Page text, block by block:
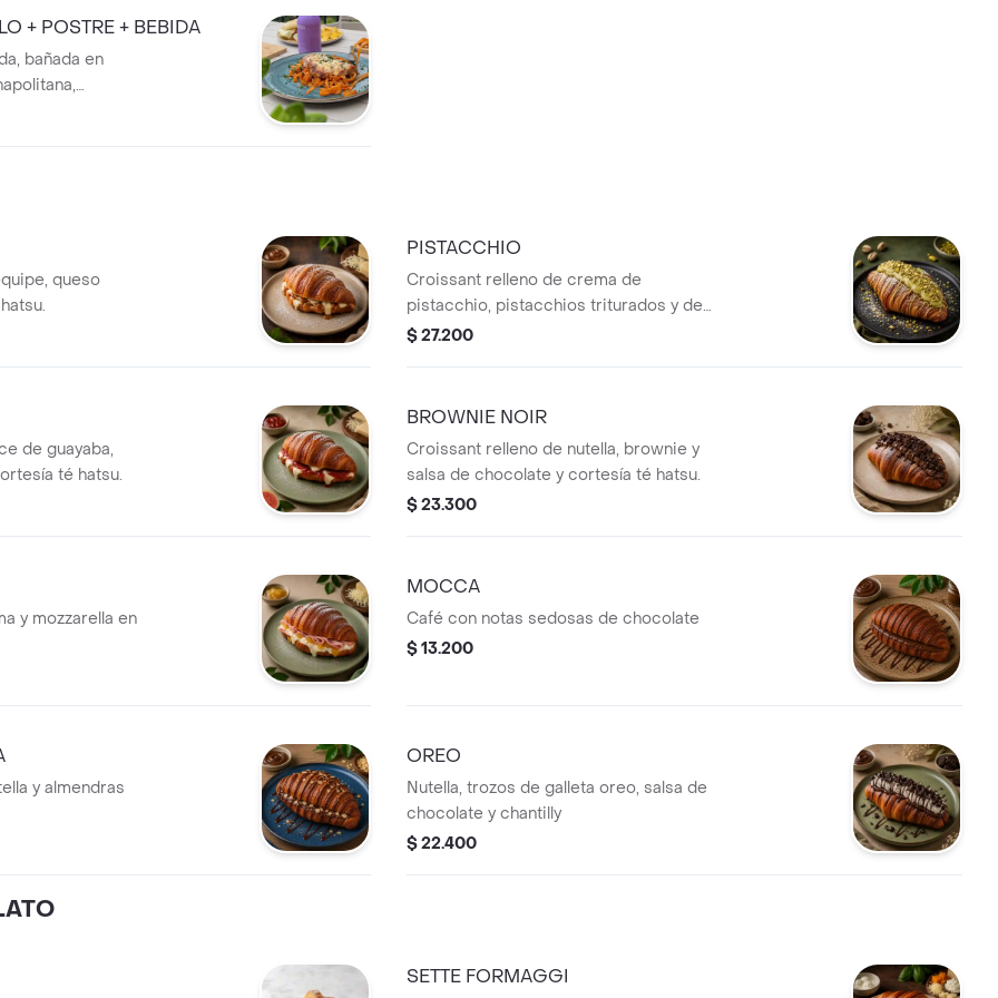
+ POSTRE + BEBIDA
bañada en
queso
baguette,
queso
PISTACCHIO
Croissant relleno de crema de
pistacchio, pistacchios triturados y de
cortesía té hatsu.
$ 27.200
de guayaba,
té hatsu.
BROWNIE NOIR
Croissant relleno de nutella, brownie y
salsa de chocolate y cortesía té hatsu.
$ 23.300
y mozzarella en
MOCCA
Café con notas sedosas de chocolate
$ 13.200
y almendras
OREO
Nutella, trozos de galleta oreo, salsa de
chocolate y chantilly
$ 22.400
SETTE FORMAGGI